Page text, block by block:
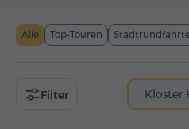
Alle Top-Touren
Filter Kloster